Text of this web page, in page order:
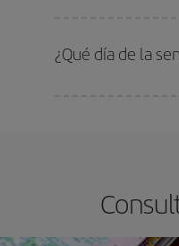
¿Qué día de la